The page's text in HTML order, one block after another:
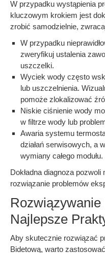
W przypadku wystąpienia
kluczowym krokiem jest
zrobić samodzielnie,
W przypadku
zweryfikuj ustalenia
uszczelki.
Wyciek wody często
lub uszczelnienia.
pomoże zlokalizować
Niskie ciśnienie wody
w filtrze wody lub
Awaria systemu
działań serwisowych, a
wymiany całego modułu.
Dokładna diagnoza
rozwiązanie problemów
Najlepsze
Aby skutecznie rozwiązać
Bidetową, warto